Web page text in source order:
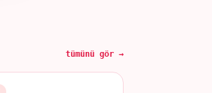
tümünü gör →